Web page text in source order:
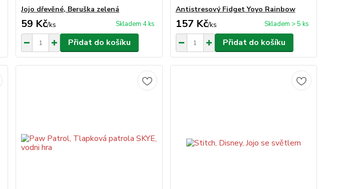
Jojo dřevěné, Beruška zelená
59 Kč/ks Skladem 4 ks
Přidat do košíku
Antistresový Fidget Yoyo Rainbow
157 Kč/ks Skladem > 5 ks
Přidat do košíku